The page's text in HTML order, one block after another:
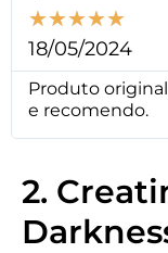
★★★★★
18/05/2024
Produto
e recomendo.
2.